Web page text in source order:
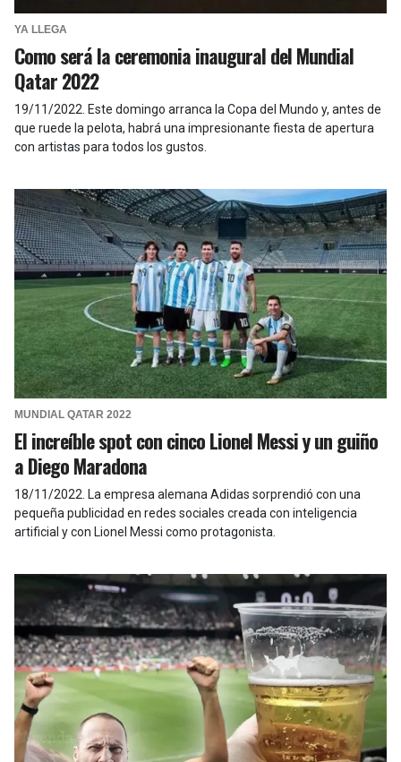
YA LLEGA
Como será la ceremonia inaugural del Mundial
Qatar 2022
19/11/2022 Este domingo arranca la Copa del Mundo y, antes de
que ruede la pelota, habrá una impresionante fiesta de apertura
con artistas para todos los gustos.
MUNDIAL QATAR 2022
El increíble spot con cinco Lionel Messi y un guiño
a Diego Maradona
18/11/2022 La empresa alemana Adidas sorprendió con una
pequeña publicidad en redes sociales creada con inteligencia
artificial y con Lionel Messi como protagonista.